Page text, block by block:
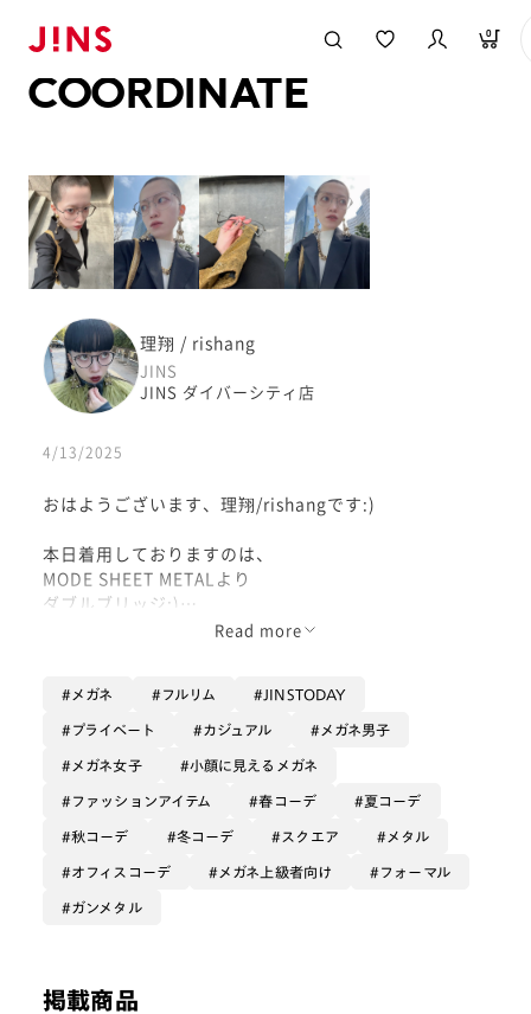
0
COORDINATE
理翔 / rishang
JINS
JINS ダイバーシティ店
4/13/2025
おはようございます、理翔/rishangです:)
本日着用しておりますのは、
MODE SHEET METALより
ダブルブリッジ:)
この度の入荷でも、その当日に
3本は嫁に出ていました😌
その中でもこちらは
JINSのフレーム全体を見ても
数少ない、目を惹くダブルブリッジの
なかなか容赦のない大きいサイズ、
クラシックな渋さ、
Read more
メガネ フルリム JINSTODAY
プライベート カジュアル メガネ男子
メガネ女子 小顔に見えるメガネ
ファッションアイテム 春コーデ 夏コーデ
秋コーデ 冬コーデ スクエア メタル
オフィスコーデ メガネ上級者向け フォーマル
ガンメタル
掲載商品